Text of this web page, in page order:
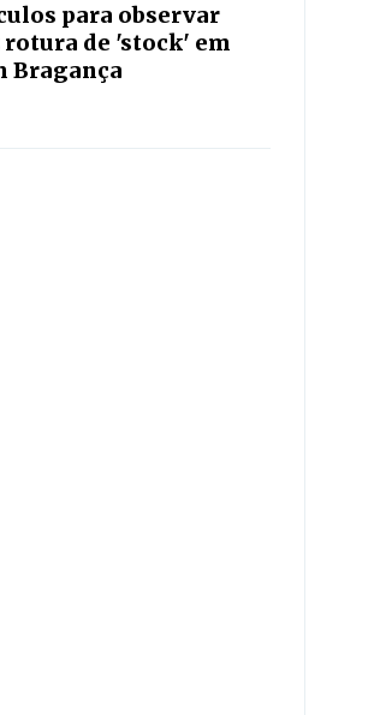
para observar
de 'stock' em
Bragança